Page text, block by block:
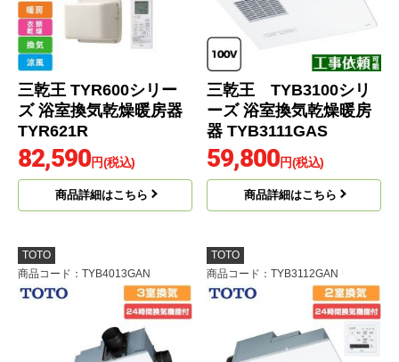
三乾王 TYR600シリー
ズ 浴室換気乾燥暖房器
TYR621R
82,590円(税込)
商品詳細はこちら
三乾王 TYB3100シリ
ーズ 浴室換気乾燥暖房
器 TYB3111GAS
59,800円(税込)
商品詳細はこちら
TOTO
商品コード ：TYB4013GAN
TOTO
商品コード ：TYB3112GAN